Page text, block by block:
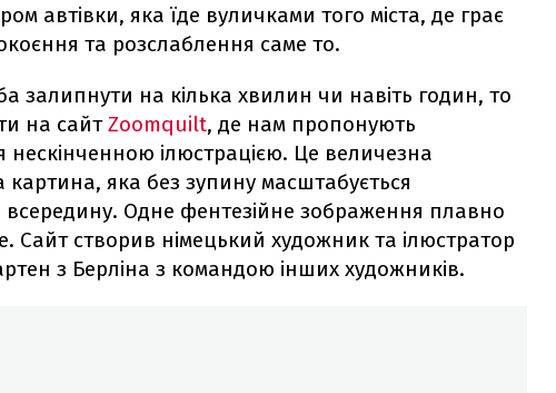
автівки, яка їде вуличками того міста, де грає
та розслаблення саме то.
залипнути на кілька хвилин чи навіть годин, то
на сайтZoomquilt, де нам пропонують
нескінченною ілюстрацією. Це величезна
картина, яка без зупину масштабується
Одне фентезійне зображення плавно
Сайт створив німецький художник та ілюстратор
з Берліна з командою інших художників.